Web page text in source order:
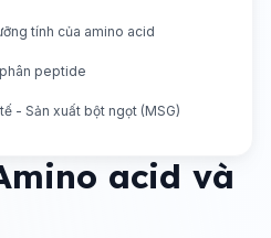
tính của amino acid
peptide
- Sản xuất bột ngọt (MSG)
acid và